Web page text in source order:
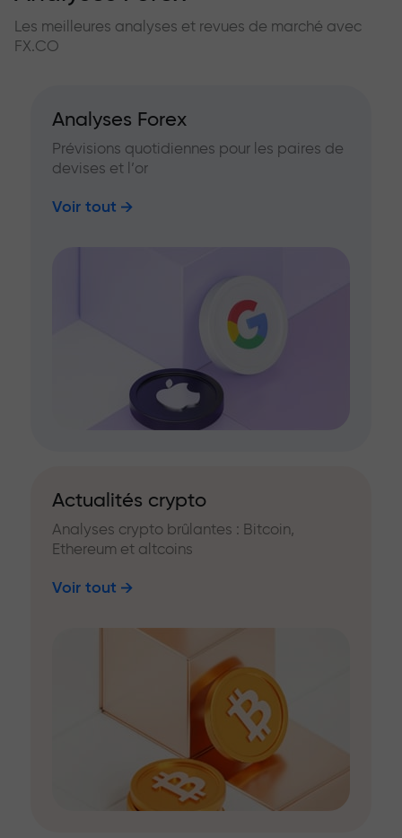
Les meilleures analyses et revues de marché avec
FX.CO
Analyses Forex
Prévisions quotidiennes pour les paires de
devises et l’or
Voir tout
Actualités crypto
Analyses crypto brûlantes : Bitcoin,
Ethereum et altcoins
Voir tout